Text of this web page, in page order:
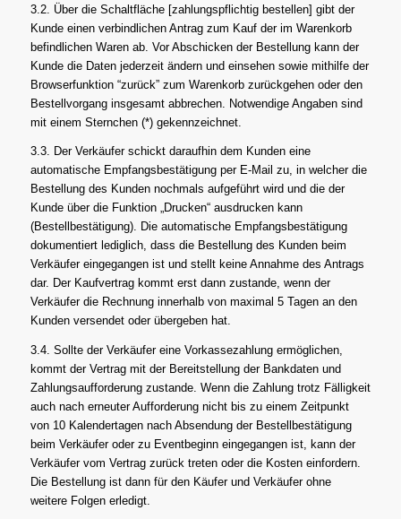
3.2. Über die Schaltfläche [zahlungspflichtig bestellen] gibt der
Kunde einen verbindlichen Antrag zum Kauf der im Warenkorb
befindlichen Waren ab. Vor Abschicken der Bestellung kann der
Kunde die Daten jederzeit ändern und einsehen sowie mithilfe der
Browserfunktion “zurück” zum Warenkorb zurückgehen oder den
Bestellvorgang insgesamt abbrechen. Notwendige Angaben sind
mit einem Sternchen (*) gekennzeichnet.
3.3. Der Verkäufer schickt daraufhin dem Kunden eine
automatische Empfangsbestätigung per E-Mail zu, in welcher die
Bestellung des Kunden nochmals aufgeführt wird und die der
Kunde über die Funktion „Drucken“ ausdrucken kann
(Bestellbestätigung). Die automatische Empfangsbestätigung
dokumentiert lediglich, dass die Bestellung des Kunden beim
Verkäufer eingegangen ist und stellt keine Annahme des Antrags
dar. Der Kaufvertrag kommt erst dann zustande, wenn der
Verkäufer die Rechnung innerhalb von maximal 5 Tagen an den
Kunden versendet oder übergeben hat.
3.4. Sollte der Verkäufer eine Vorkassezahlung ermöglichen,
kommt der Vertrag mit der Bereitstellung der Bankdaten und
Zahlungsaufforderung zustande. Wenn die Zahlung trotz Fälligkeit
auch nach erneuter Aufforderung nicht bis zu einem Zeitpunkt
von 10 Kalendertagen nach Absendung der Bestellbestätigung
beim Verkäufer oder zu Eventbeginn eingegangen ist, kann der
Verkäufer vom Vertrag zurück treten oder die Kosten einfordern.
Die Bestellung ist dann für den Käufer und Verkäufer ohne
weitere Folgen erledigt.